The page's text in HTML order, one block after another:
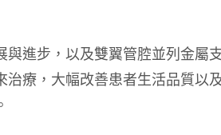
進步，以及雙翼管腔並列金屬
治療，大幅改善患者生活品質以